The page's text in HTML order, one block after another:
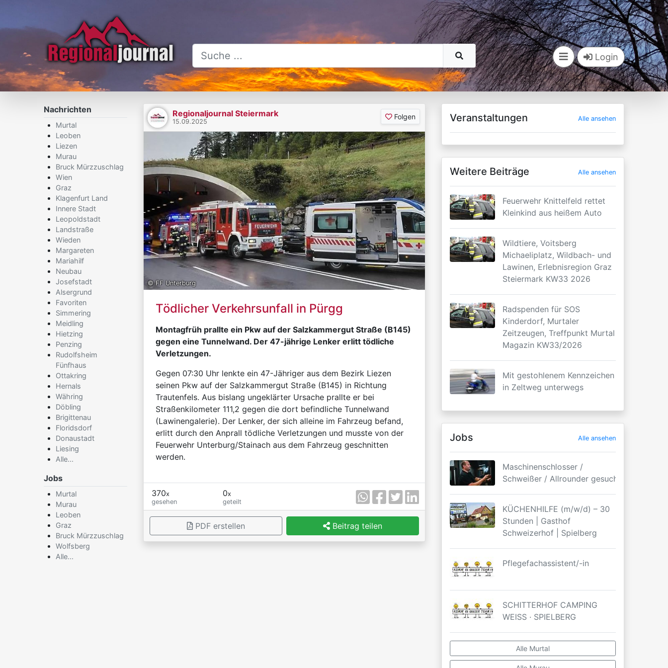
Login
Nachrichten
Murtal
Leoben
Liezen
Murau
Bruck Mürzzuschlag
Wien
Graz
Klagenfurt Land
Innere Stadt
Leopoldstadt
Landstraße
Wieden
Margareten
Mariahilf
Neubau
Josefstadt
Alsergrund
Favoriten
Simmering
Meidling
Hietzing
Penzing
Rudolfsheim
Fünfhaus
Ottakring
Hernals
Währing
Döbling
Brigittenau
Floridsdorf
Donaustadt
Liesing
Alle...
Jobs
Murtal
Murau
Leoben
Graz
Bruck Mürzzuschlag
Wolfsberg
Alle...
Regionaljournal Steiermark
15.09.2025
Folgen
© FF Unterburg
Tödlicher Verkehrsunfall in Pürgg
Montagfrüh prallte ein Pkw auf der Salzkammergut Straße (B145)
gegen eine Tunnelwand. Der 47-jährige Lenker erlitt tödliche
Verletzungen.
Gegen 07:30 Uhr lenkte ein 47-Jähriger aus dem Bezirk Liezen
seinen Pkw auf der Salzkammergut Straße (B145) in Richtung
Trautenfels. Aus bislang ungeklärter Ursache prallte er bei
Straßenkilometer 111,2 gegen die dort befindliche Tunnelwand
(Lawinengalerie). Der Lenker, der sich alleine im Fahrzeug befand,
erlitt durch den Anprall tödliche Verletzungen und musste von der
Feuerwehr Unterburg/Stainach aus dem Fahrzeug geschnitten
werden.
370x
gesehen
0x
geteilt
PDF erstellen Beitrag teilen
Veranstaltungen Alle ansehen
Weitere Beiträge Alle ansehen
Feuerwehr Knittelfeld rettet
Kleinkind aus heißem Auto
Wildtiere, Voitsberg
Michaeliplatz, Wildbach- und
Lawinen, Erlebnisregion Graz
Steiermark KW33 2026
Radspenden für SOS
Kinderdorf, Murtaler
Zeitzeugen, Treffpunkt Murtal
Magazin KW33/2026
Mit gestohlenem Kennzeichen
in Zeltweg unterwegs
Jobs Alle ansehen
Maschinenschlosser /
Schweißer / Allrounder gesucht
KÜCHENHILFE (m/w/d) – 30
Stunden | Gasthof
Schweizerhof | Spielberg
Pflegefachassistent/-in
SCHITTERHOF CAMPING
WEISS · SPIELBERG
Alle Murtal